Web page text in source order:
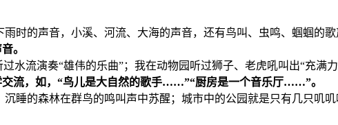
时的声音，小溪、河流、大海的声音，还有鸟叫、虫鸣、蝈蝈的歌
。
水流演奏“雄伟的乐曲”；我在动物园听过狮子、老虎吼叫出“充满
交流，如，“鸟儿是大自然的歌手……”“厨房是一个音乐厅……”。
睡的森林在群鸟的鸣叫声中苏醒；城市中的公园就是只有几只叽叽